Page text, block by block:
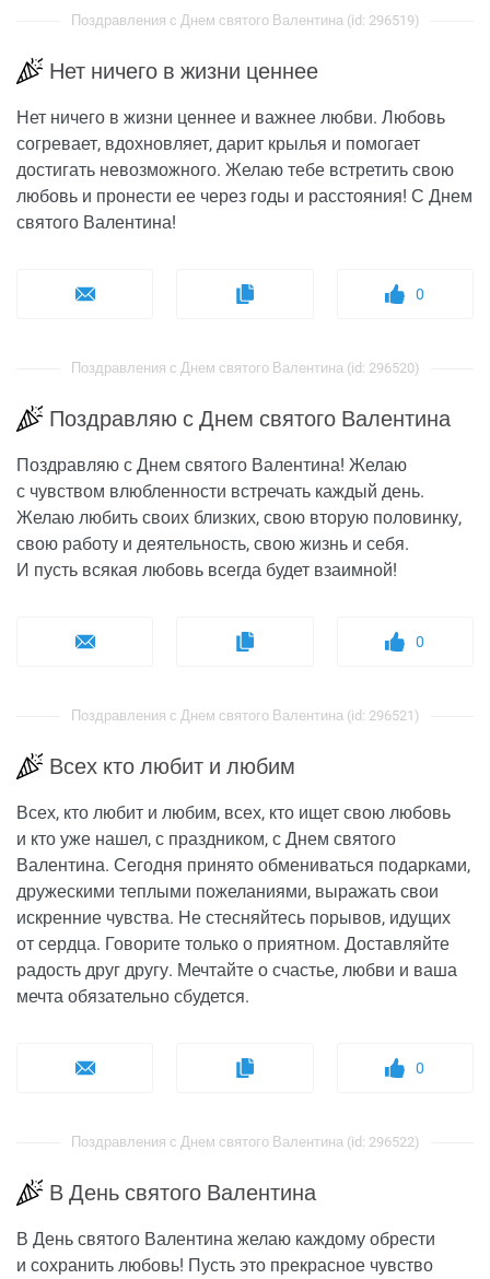
Поздравления с Днем святого Валентина (id: 296519)
Нет ничего в жизни ценнее
Нет ничего в жизни ценнее и важнее любви. Любовь
согревает, вдохновляет, дарит крылья и помогает
достигать невозможного. Желаю тебе встретить свою
любовь и пронести ее через годы и расстояния! С Днем
святого Валентина!
0
Поздравления с Днем святого Валентина (id: 296520)
Поздравляю с Днем святого Валентина
Поздравляю с Днем святого Валентина! Желаю
с чувством влюбленности встречать каждый день.
Желаю любить своих близких, свою вторую половинку,
свою работу и деятельность, свою жизнь и себя.
И пусть всякая любовь всегда будет взаимной!
0
Поздравления с Днем святого Валентина (id: 296521)
Всех кто любит и любим
Всех, кто любит и любим, всех, кто ищет свою любовь
и кто уже нашел, с праздником, с Днем святого
Валентина. Сегодня принято обмениваться подарками,
дружескими теплыми пожеланиями, выражать свои
искренние чувства. Не стесняйтесь порывов, идущих
от сердца. Говорите только о приятном. Доставляйте
радость друг другу. Мечтайте о счастье, любви и ваша
мечта обязательно сбудется.
0
Поздравления с Днем святого Валентина (id: 296522)
В День святого Валентина
В День святого Валентина желаю каждому обрести
и сохранить любовь! Пусть это прекрасное чувство